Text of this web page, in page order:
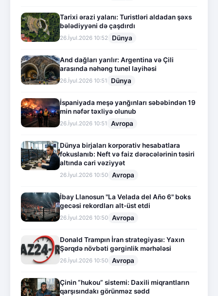
Tarixi ərazi yalanı: Turistləri aldadan şəxs
bələdiyyəni də çaşdırdı
26.İyul.2026 10:52 Dünya
And dağları yarılır: Argentina və Çili
arasında nəhəng tunel layihəsi
26.İyul.2026 10:51 Dünya
İspaniyada meşə yanğınları səbəbindən 19
min nəfər təxliyə olunub
26.İyul.2026 10:51 Avropa
Dünya birjaları korporativ hesabatlara
fokuslanıb: Neft və faiz dərəcələrinin təsiri
altında cari vəziyyət
26.İyul.2026 10:50 Avropa
İbay Llanosun "La Velada del Año 6" boks
gecəsi rekordları alt-üst etdi
26.İyul.2026 10:50 Avropa
Donald Trampın İran strategiyası: Yaxın
Şərqdə növbəti gərginlik mərhələsi
26.İyul.2026 10:50 Avropa
Çinin “hukou” sistemi: Daxili miqrantların
qarşısındakı görünməz sədd